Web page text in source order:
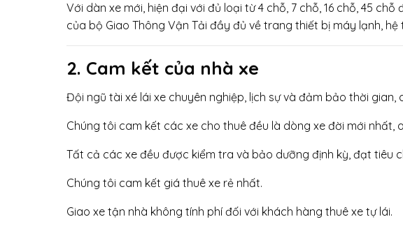
Với dàn xe mới, hiện đại với đủ loại từ 4 chỗ, 7 chỗ, 16 chỗ, 45
của bộ Giao Thông Vận Tải đầy đủ về trang thiết bị máy lạnh,
2. Cam kết của nhà xe
Đội ngũ tài xé lái xe chuyên nghiệp, lịch sự và đảm bảo thời
Chúng tôi cam kết các xe cho thuê đều là dòng xe đời mới nhất,
Tất cả các xe đều được kiểm tra và bảo dưỡng định kỳ, đạt tiêu
Chúng tôi cam kết giá thuê xe rẻ nhất.
Giao xe tận nhà không tính phí đối với khách hàng thuê xe tự lái.